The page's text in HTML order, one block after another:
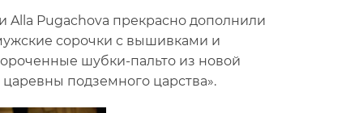
Pugachova прекрасно дополнили
сорочки с вышивками и
шубки-пальто из новой
подземного царства».